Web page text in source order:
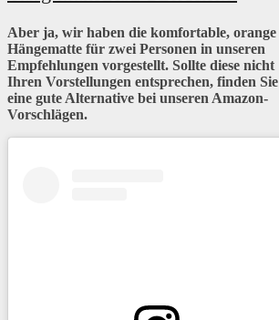
Aber ja, wir haben die komfortable, orange
Hängematte für zwei Personen in unseren
Empfehlungen vorgestellt. Sollte diese nicht
Ihren Vorstellungen entsprechen, finden Sie
eine gute Alternative bei unseren Amazon-
Vorschlägen.